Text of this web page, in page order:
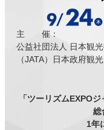
主 催：
公益社団法人 日本観
（JATA）
日本政府観
「ツーリズムEXPO
総
1年